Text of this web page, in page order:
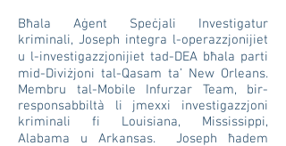
Bħala Aġent Speċjali Investigatur
kriminali, Joseph integra l-operazzjonijiet
u l-investigazzjonijiet tad-DEA bħala parti
mid-Diviżjoni tal-Qasam ta’ New Orleans.
Membru tal-Mobile Infurzar Team, bir-
responsabbiltà li jmexxi investigazzjoni
kriminali fi Louisiana, Mississippi,
Alabama u Arkansas. Joseph ħadem